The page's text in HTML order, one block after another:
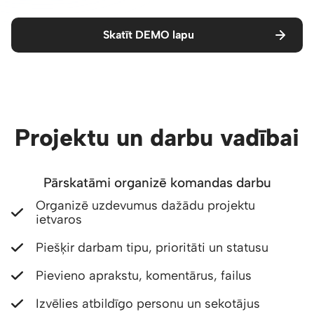
Skatīt DEMO lapu
Projektu un darbu vadībai
Organizē uzdevumus dažādu projektu
ietvaros
Piešķir darbam tipu, prioritāti un statusu
Pievieno aprakstu, komentārus, failus
Izvēlies atbildīgo personu un sekotājus
Pārskatāmi organizē komandas darbu